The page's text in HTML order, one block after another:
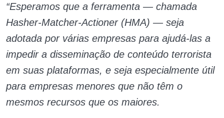
“Esperamos que a ferramenta — chamada
Hasher-Matcher-Actioner (HMA) — seja
adotada por várias empresas para ajudá-las a
impedir a disseminação de conteúdo terrorista
em suas plataformas, e seja especialmente útil
para empresas menores que não têm o
mesmos recursos que os maiores.